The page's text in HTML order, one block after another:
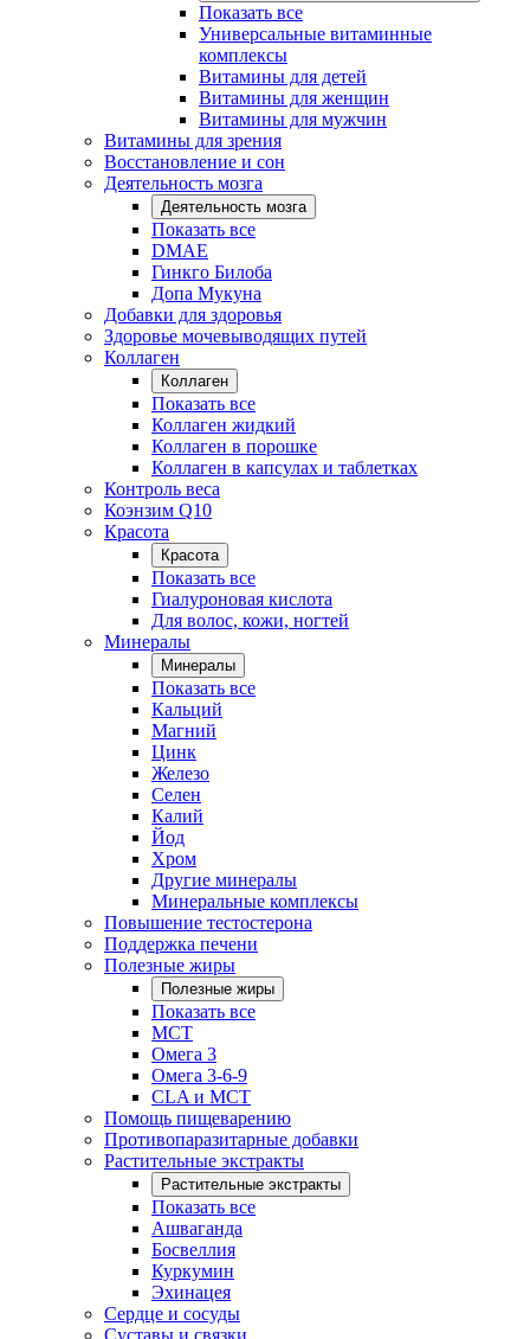
Показать все
Универсальные витаминные
комплексы
Витамины для детей
Витамины для женщин
Витамины для мужчин
Витамины для зрения
Восстановление и сон
Деятельность мозга
Деятельность мозга
Показать все
DMAE
Гинкго Билоба
Допа Мукуна
Добавки для здоровья
Здоровье мочевыводящих путей
Коллаген
Коллаген
Показать все
Коллаген жидкий
Коллаген в порошке
Коллаген в капсулах и таблетках
Контроль веса
Коэнзим Q10
Красота
Красота
Показать все
Гиалуроновая кислота
Для волос, кожи, ногтей
Минералы
Минералы
Показать все
Кальций
Магний
Цинк
Железо
Селен
Калий
Йод
Хром
Другие минералы
Минеральные комплексы
Повышение тестостерона
Поддержка печени
Полезные жиры
Полезные жиры
Показать все
MCT
Омега 3
Омега 3-6-9
CLA и MCT
Помощь пищеварению
Противопаразитарные добавки
Растительные экстракты
Растительные экстракты
Показать все
Ашваганда
Босвеллия
Куркумин
Эхинацея
Сердце и сосуды
Суставы и связки